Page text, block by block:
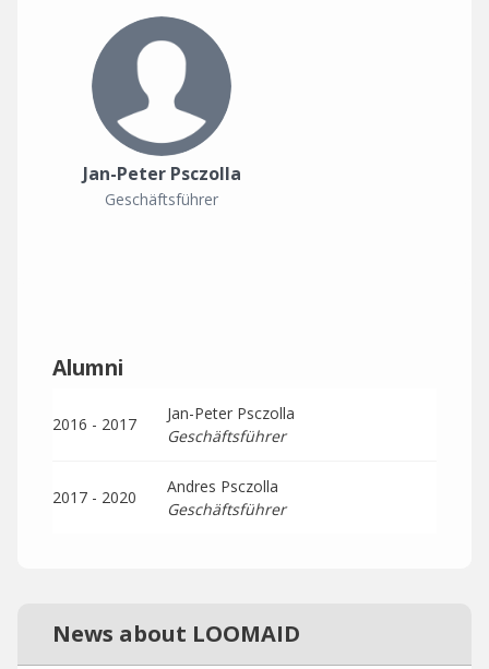
Jan-Peter Psczolla
Geschäftsführer
Alumni
2016 - 2017
Jan-Peter Psczolla
Geschäftsführer
2017 - 2020
Andres Psczolla
Geschäftsführer
News about LOOMAID